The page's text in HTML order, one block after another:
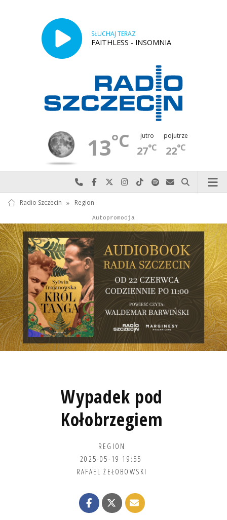
SŁUCHAJ TERAZ
FAITHLESS - INSOMNIA
13°C jutro
27°C
pojutrze
22°C
Najlepiej po prostu do nas zadzwoń
Odwiedź nas na Facebook-u
Odwiedź nas na X
Odwiedź nas na Instagram-ie
Odwiedź nas na TikTok-u
Szukaj nas na Spotify
Wyślij do nas
Szukaj
Radio Szczecin » Region
Reklama
Autopromocja
Wypadek pod
Kołobrzegiem
REGION
2025-05-19 19:55
RAFAEL ŻEŁOBOWSKI